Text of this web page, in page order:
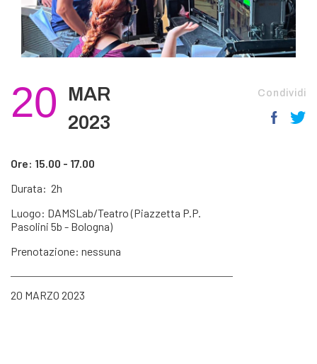
20
MAR
2023
Ore: 15.00 - 17.00
Durata: 2h
Luogo: DAMSLab/Teatro (Piazzetta P.P.
Pasolini 5b - Bologna)
Prenotazione: nessuna
Condividi
20 MARZO 2023